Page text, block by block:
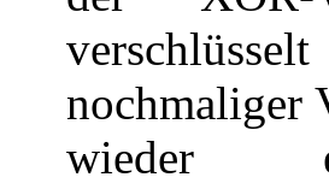
nochmaliger
wieder